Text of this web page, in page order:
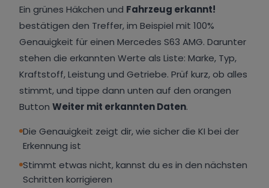
Ein grünes Häkchen und Fahrzeug erkannt!
bestätigen den Treffer, im Beispiel mit 100%
Genauigkeit für einen Mercedes S63 AMG. Darunter
stehen die erkannten Werte als Liste: Marke, Typ,
Kraftstoff, Leistung und Getriebe. Prüf kurz, ob alles
stimmt, und tippe dann unten auf den orangen
Button Weiter mit erkannten Daten.
Die Genauigkeit zeigt dir, wie sicher die KI bei der
Erkennung ist
Stimmt etwas nicht, kannst du es in den nächsten
Schritten korrigieren